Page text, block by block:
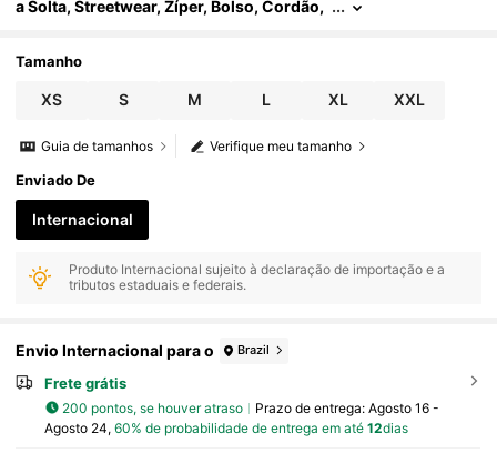
a Solta, Streetwear, Zíper, Bolso, Cordão,
i/Marido
Tamanho
XS S M L XL XXL
Verifique meu tamanho
Guia de tamanhos
Enviado De
Internacional
Produto Internacional sujeito à declaração de importação e a
tributos estaduais e federais.
Envio Internacional para o Brazil
Frete grátis
200 pontos, se houver atraso Prazo de entrega: Agosto 16 -
Agosto 24, 60% de probabilidade de entrega em até 12dias